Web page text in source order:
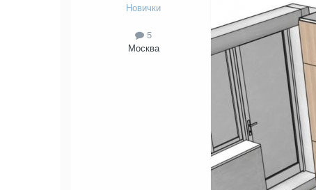
Новички
5
Москва